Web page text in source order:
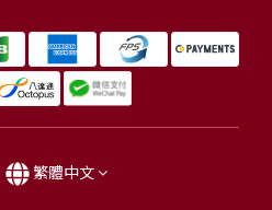
繁體中文